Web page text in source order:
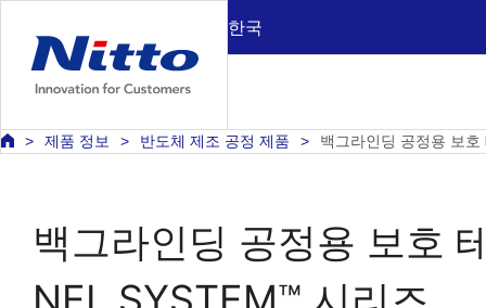
한국
제품 정보 반도체 제조 공정 제품 백그라인딩 공정용 보
백그라인딩 공정용 보호